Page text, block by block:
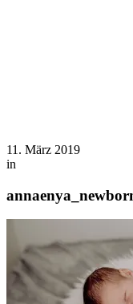
11. März 2019
in